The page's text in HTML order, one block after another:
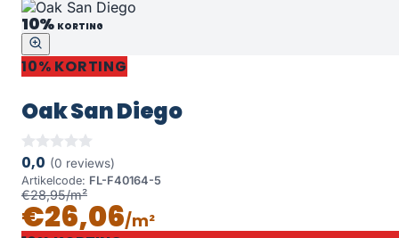
10% KORTING
10% KORTING
Oak San Diego
0,0 (0 reviews)
Artikelcode: FL-F40164-5
€28,95/m²
€26,06/m²